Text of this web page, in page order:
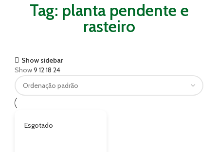
Tag: planta pendente e
rasteiro
Show sidebar
Show9 1218 24
Esgotado